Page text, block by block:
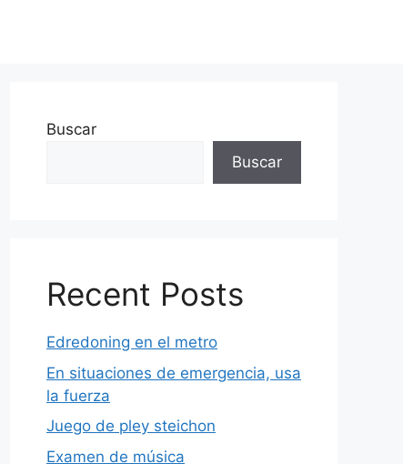
Buscar
Buscar
Recent Posts
Edredoning en el metro
En situaciones de emergencia, usa
la fuerza
Juego de pley steichon
Examen de música